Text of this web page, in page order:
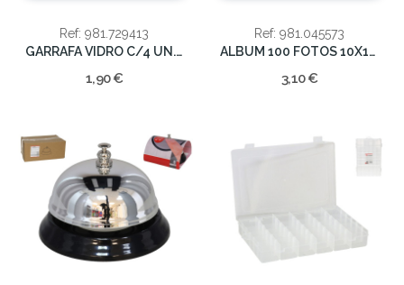
Ref: 981.729413
GARRAFA VIDRO C/4 UN. 8CM
1,90 €
Ref: 981.045573
ALBUM 100 FOTOS 10X15CM
3,10 €